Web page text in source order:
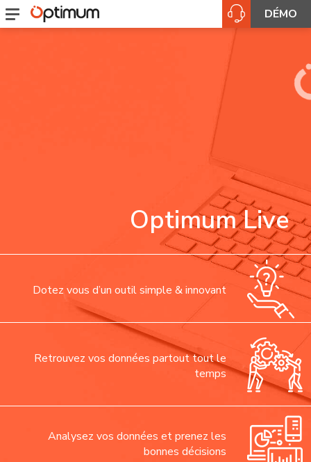
DÉMO
Optimum Live
Dotez vous d’un outil simple & innovant
Retrouvez vos données partout tout le
temps
Analysez vos données et prenez les
bonnes décisions